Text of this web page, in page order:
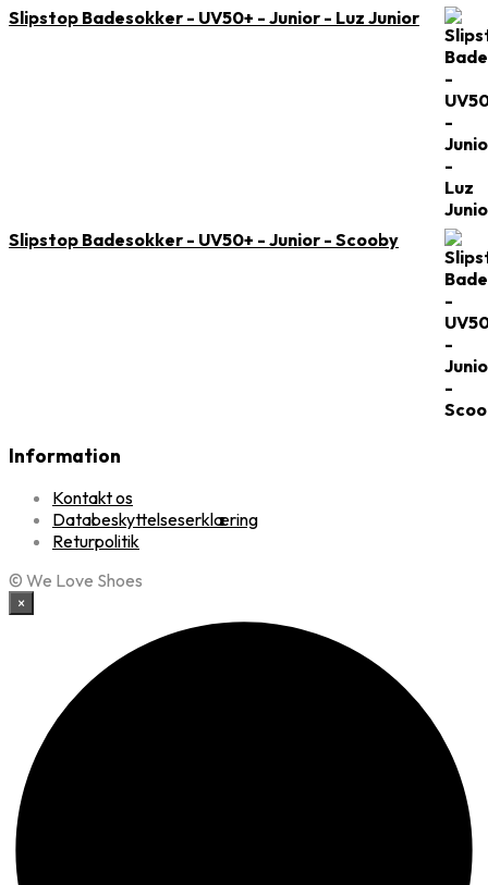
Slipstop Badesokker - UV50+ - Junior - Luz Junior
Slipstop Badesokker - UV50+ - Junior - Scooby
Information
Kontakt os
Databeskyttelseserklæring
Returpolitik
© We Love Shoes
×